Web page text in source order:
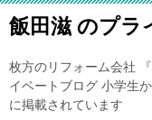
飯田滋 のプラ
枚方のリフォーム会社
イベートブログ 小学生
に掲載されています